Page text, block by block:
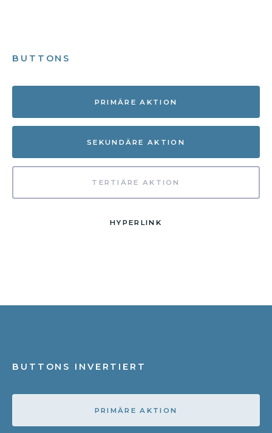
BUTTONS
PRIMÄRE AKTION
SEKUNDÄRE AKTION
TERTIÄRE AKTION
HYPERLINK
BUTTONS INVERTIERT
PRIMÄRE AKTION